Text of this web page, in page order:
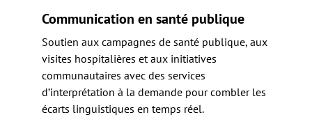
Communication en santé publique
Soutien aux campagnes de santé publique, aux
visites hospitalières et aux initiatives
communautaires avec des services
d’interprétation à la demande pour combler les
écarts linguistiques en temps réel.